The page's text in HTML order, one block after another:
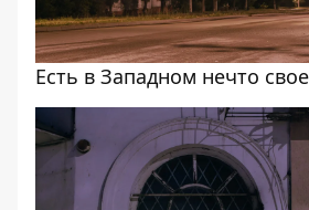
Есть в Западном нечто